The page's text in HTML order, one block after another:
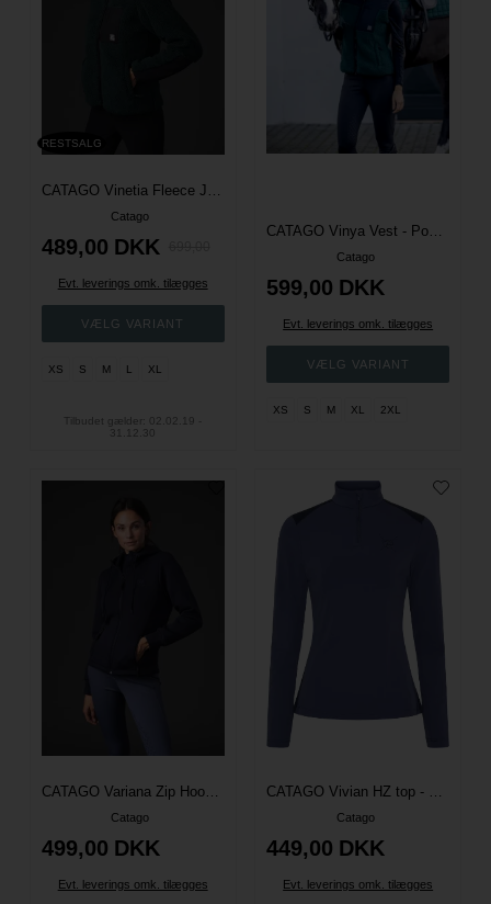
RESTSALG
Catago
489,00 DKK
Evt. leverings omk. tilægges
XS S M L XL
Tilbudet gælder: 02.02.19 -
31.12.30
Catago
599,00 DKK
Evt. leverings omk. tilægges
XS S M XL 2XL
CATAGO Variana Zip Hoodie - Navy
Catago
499,00 DKK
Evt. leverings omk. tilægges
Catago
449,00 DKK
Evt. leverings omk. tilægges